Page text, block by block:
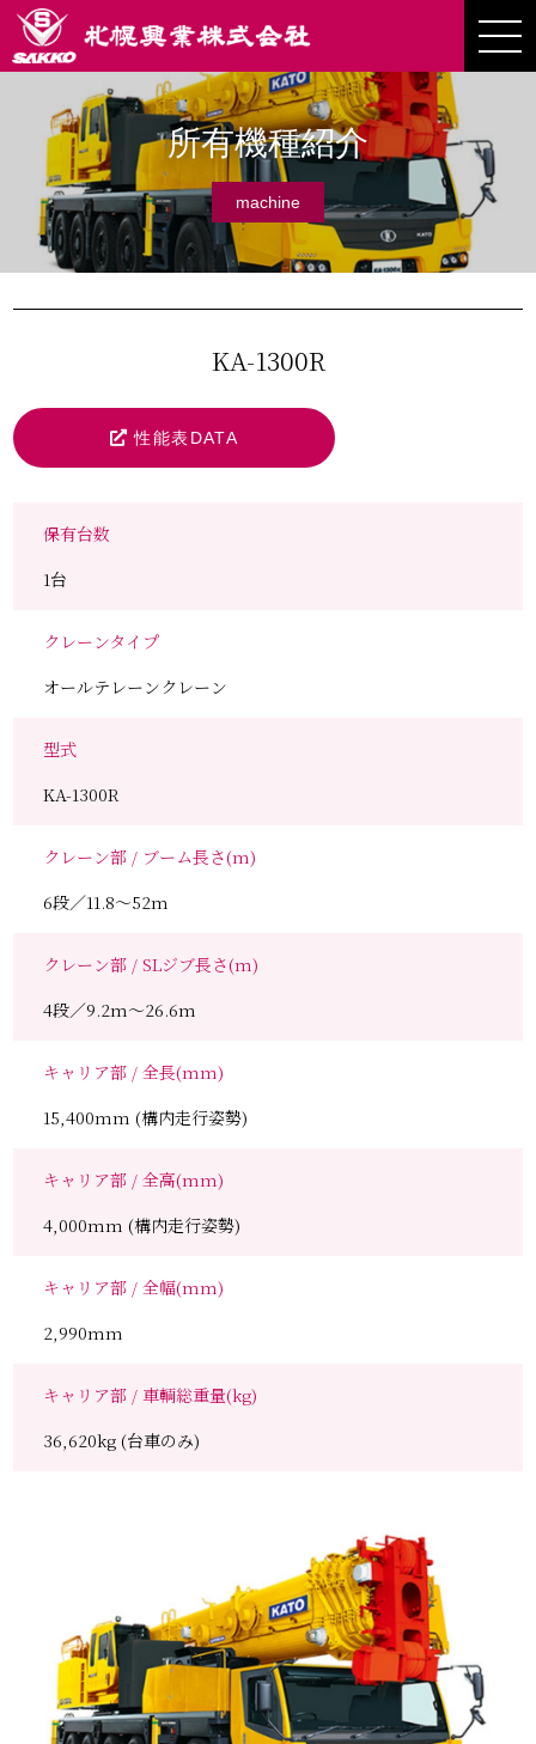
所有機種紹介
machine
KA-1300R
性能表DATA
保有台数
1台
クレーンタイプ
オールテレーンクレーン
型式
KA-1300R
クレーン部 / ブーム長さ(m)
6段／11.8～52m
クレーン部 / SLジブ長さ(m)
4段／9.2m～26.6m
キャリア部 / 全長(mm)
15,400mm (構内走行姿勢)
キャリア部 / 全高(mm)
4,000mm (構内走行姿勢)
キャリア部 / 全幅(mm)
2,990mm
キャリア部 / 車輌総重量(kg)
36,620kg (台車のみ)